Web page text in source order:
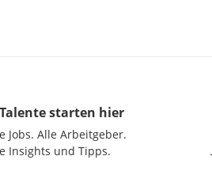
Talente starten hier
Jobs. Alle Arbeitgeber.
Insights und Tipps.